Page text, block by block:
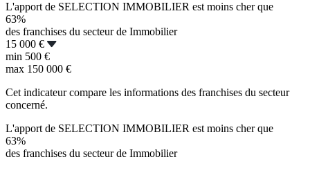
L'apport de SELECTION IMMOBILIER est moins cher que
63%
des franchises du secteur de Immobilier
15 000 €
min 500 €
max 150 000 €
Cet indicateur compare les informations des franchises du secteur
concerné.
L'apport de SELECTION IMMOBILIER est moins cher que
63%
des franchises du secteur de Immobilier